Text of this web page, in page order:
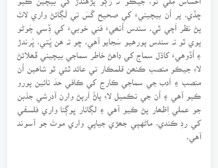
ڇڏي، پر اُن بيچينيءَ کي صحيح گَسَ تي لَڳائڻ واري لاٽَ
پڻ نظر اَچي ٿي. سندس اُنھيءَ فني خوبيءَ کي ڏِسي چَوڻو
پوي ٿو تہ سندس پورهيو سَجايو آهي، ڇو تہ هن ڀُتي، ڀُرندڙ
۽ اُڏوهيءَ کاڌل سماج کي ڊاهڻ خاطر سماجي بيچيني ڦھلائڻ
لاءِ جيڪو منصب ڪنھن قلمڪار تي عائد ٿئي ٿو شاهين اُن
منصب ۽ اَدب جي سماجي ڪارج کي ڪافي حدَ تائين پورو
ڪيو آهي ۽ اُن جي تڪميل لاءِ پاڻُ اَرپڻ وارن آدرشي جذبن
جو عملي اِظھار پڻ ڪيو آهي ۽ لڳاتار ڀوڳنا واري فلسفي
کي ردِ ڪندي، ماڻهپي جھڙي جياپي واري موتَ جو آسوند
آهي.